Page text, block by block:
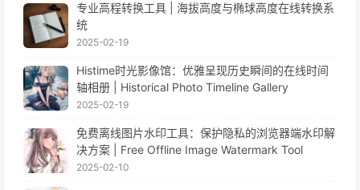
专业高程转换工具 | 海拔高度与椭球高度在线转换系
统
2025-02-19
Histime时光影像馆：优雅呈现历史瞬间的在线时间
轴相册 | Historical Photo Timeline Gallery
2025-02-19
免费离线图片水印工具：保护隐私的浏览器端水印解
决方案 | Free Offline Image Watermark Tool
2025-02-10